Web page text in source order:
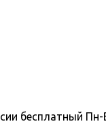
бесплатный Пн-